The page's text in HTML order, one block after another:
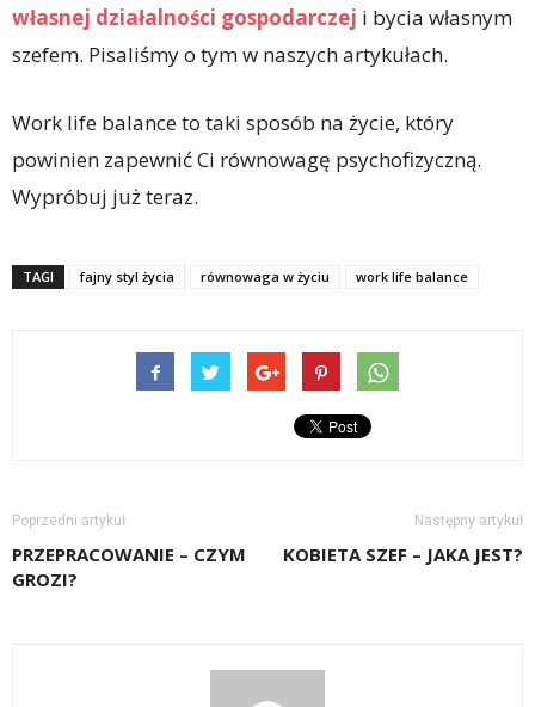
własnej działalności gospodarczej i bycia własnym
szefem. Pisaliśmy o tym w naszych artykułach.
Work life balance to taki sposób na życie, który
powinien zapewnić Ci równowagę psychofizyczną.
Wypróbuj już teraz.
TAGI fajny styl życia równowaga w życiu work life balance
Poprzedni artykuł
PRZEPRACOWANIE – CZYM
GROZI?
Następny artykuł
KOBIETA SZEF – JAKA JEST?